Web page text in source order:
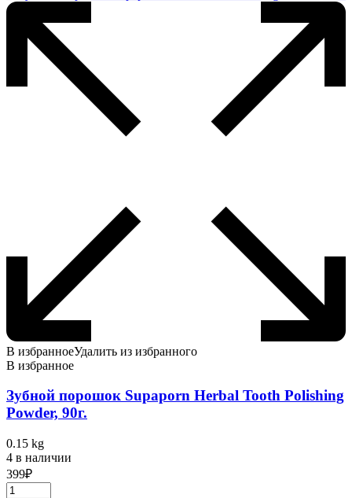
В избранноеУдалить из избранного
В избранное
Зубной порошок Supaporn Herbal Tooth Polishing
Powder, 90г.
0.15 kg
4 в наличии
399₽